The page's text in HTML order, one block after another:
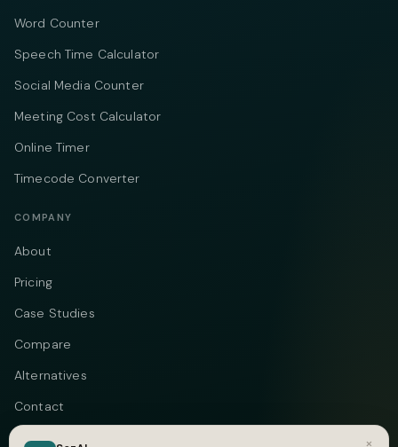
Word Counter
Speech Time Calculator
Social Media Counter
Meeting Cost Calculator
Online Timer
Timecode Converter
COMPANY
About
Pricing
Case Studies
Compare
Alternatives
Contact
Blog
×